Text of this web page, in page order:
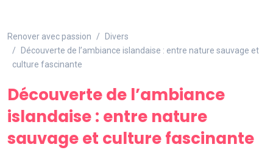
Renover avec passion
Divers
Découverte de l’ambiance islandaise : entre nature sauvage et
culture fascinante
Découverte de l’ambiance
islandaise : entre nature
sauvage et culture fascinante